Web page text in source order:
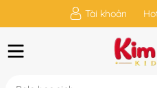
Tài khoản